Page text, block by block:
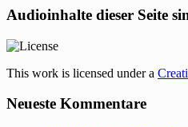
Audioinhalte dieser Seite
This work is licensed under a
Neueste Kommentare